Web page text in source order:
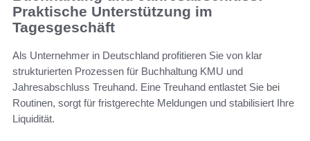
Praktische Unterstützung im
Tagesgeschäft
Als Unternehmer in Deutschland profitieren Sie von klar
strukturierten Prozessen für Buchhaltung KMU und
Jahresabschluss Treuhand. Eine Treuhand entlastet Sie bei
Routinen, sorgt für fristgerechte Meldungen und stabilisiert Ihre
Liquidität.